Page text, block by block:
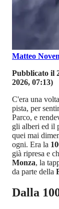
Matteo
Pubblicato il
2026, 07:13)
C'era una
pista, per
Parco, e
gli alberi ed il
quei mai
ogni. Era la
già ripresa e
Monza, la
da parte della
Dalla